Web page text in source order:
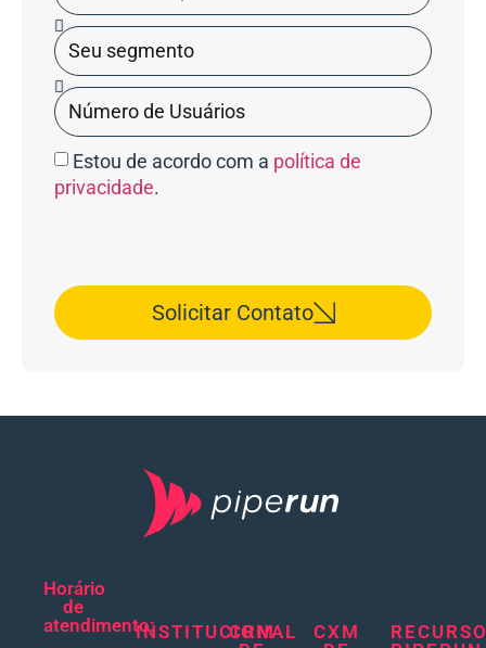
Estou de acordo com a política de
privacidade.
Solicitar Contato
Horário
de
atendimento:INSTITUCIONAL
CRM
CXM